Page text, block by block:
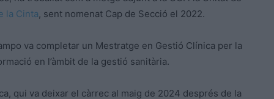
la Cinta, sent nomenat Cap de Secció el 2022.
va completar un Mestratge en Gestió Clínica per la
en l’àmbit de la gestió sanitària.
qui va deixar el càrrec al maig de 2024 després de la